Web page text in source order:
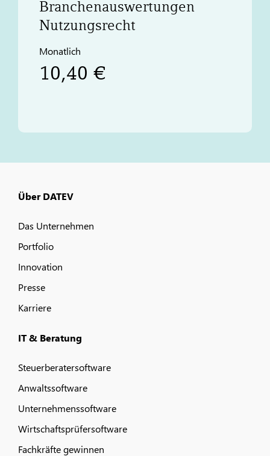
Branchenauswertungen
Nutzungsrecht
Monatlich
10,40 €
Über DATEV
Das Unternehmen
Portfolio
Innovation
Presse
Karriere
IT & Beratung
Steuerberatersoftware
Anwaltssoftware
Unternehmenssoftware
Wirtschaftsprüfersoftware
Fachkräfte gewinnen